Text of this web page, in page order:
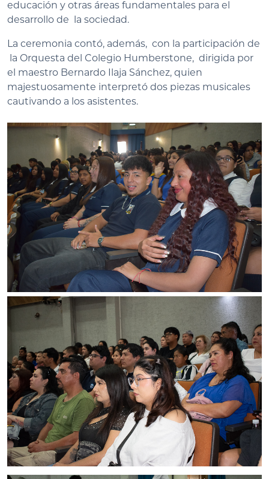
educación y otras áreas fundamentales para el
desarrollo de la sociedad.
La ceremonia contó, además, con la participación de
la Orquesta del Colegio Humberstone, dirigida por
el maestro Bernardo Ilaja Sánchez, quien
majestuosamente interpretó dos piezas musicales
cautivando a los asistentes.